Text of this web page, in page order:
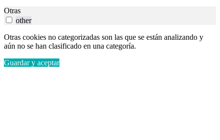
Otras
other
Otras cookies no categorizadas son las que se están analizando y
aún no se han clasificado en una categoría.
Guardar y aceptar